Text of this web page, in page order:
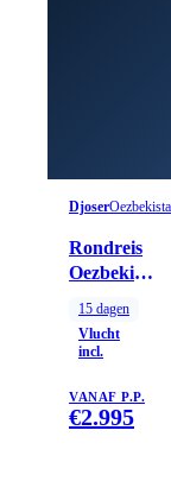
Djoser
Rondreis
Oezbekistan,
15 dagen
Vlucht
incl.
VANAF P.P.
€2.995